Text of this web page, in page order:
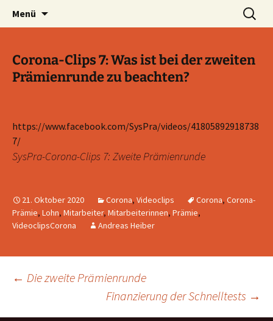
SysPraBlog
Blog und Shop von System & Praxis
Menü
Suchen
nach:
Corona-Clips 7: Was ist bei der zweiten
Prämienrunde zu beachten?
https://www.facebook.com/SysPra/videos/41805892918738
7/
SysPra-Corona-Clips 7: Zweite Prämienrunde
21. Oktober 2020 Corona, Videoclips Corona, Corona-
Prämie, Lohn, Mitarbeiter, Mitarbeiterinnen, Prämie,
VideoclipsCorona
Andreas Heiber
Beitragsnavigation
← Die zweite Prämienrunde
Finanzierung der Schnelltests →